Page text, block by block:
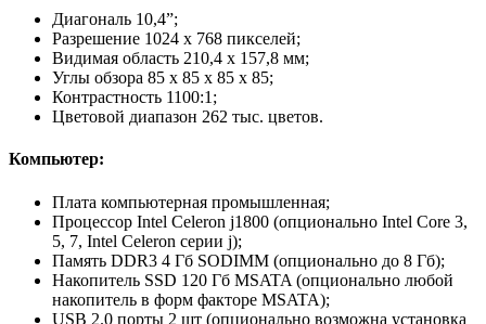
Диагональ 10,4”;
Разрешение 1024 x 768 пикселей;
Видимая область 210,4 х 157,8 мм;
Углы обзора 85 х 85 х 85 х 85;
Контрастность 1100:1;
Цветовой диапазон 262 тыс. цветов.
Компьютер:
Плата компьютерная промышленная;
Процессор Intel Celeron j1800 (опционально Intel Core 3,
5, 7, Intel Celeron серии j);
Память DDR3 4 Гб SODIMM (опционально до 8 Гб);
Накопитель SSD 120 Гб MSATA (опционально любой
накопитель в форм факторе MSATA);
USB 2.0 порты 2 шт (опционально возможна установка